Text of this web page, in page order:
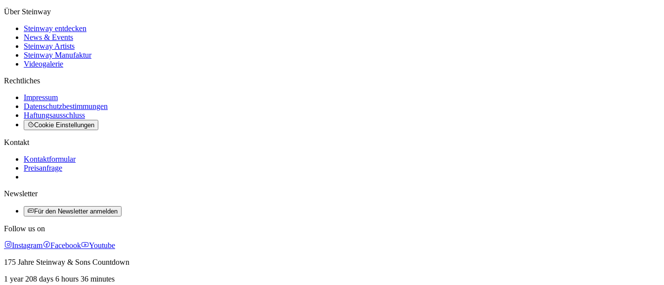
Über Steinway
Steinway entdecken
News & Events
Steinway Artists
Steinway Manufaktur
Videogalerie
Rechtliches
Impressum
Datenschutzbestimmungen
Haftungsausschluss
Cookie Einstellungen
Kontakt
Kontaktformular
Preisanfrage
Newsletter
Für den Newsletter anmelden
Follow us on
Instagram
Facebook
Youtube
175 Jahre Steinway & Sons Countdown
1 year 208 days 6 hours 36 minutes